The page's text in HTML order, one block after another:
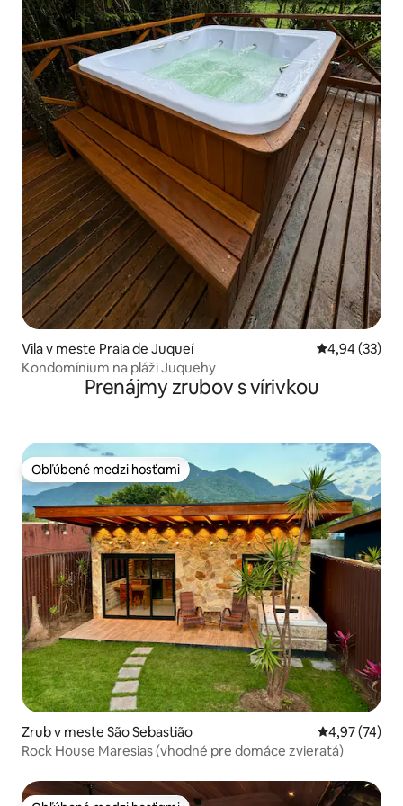
Vila v meste Praia de Juqueí Priemerné
4,94 (33)
Kondomínium na pláži Juquehy
Prenájmy zrubov s vírivkou
Obľúbené medzi hosťami
Obľúbené medzi hosťami
Zrub v meste São Sebastião Priemerné
4,97 (74)
Rock House Maresias (vhodné pre domáce zvieratá)